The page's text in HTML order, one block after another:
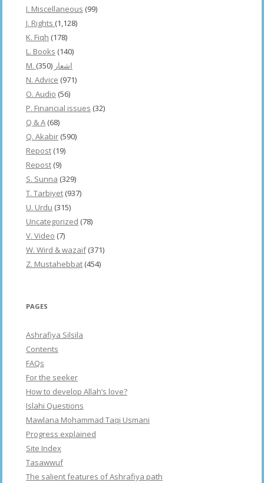
I. Miscellaneous (99)
J. Rights (1,128)
K. Fiqh (178)
L. Books (140)
M. اشعار (350)
N. Advice (971)
O. Audio (56)
P. Financial issues (32)
Q & A (68)
Q. Akabir (590)
Repost (19)
Repost (9)
S. Sunna (329)
T. Tarbiyet (937)
U. Urdu (315)
Uncategorized (78)
V. Video (7)
W. Wird & wazaif(371)
Z. Mustahebbat (454)
PAGES
Ashrafiya Silsila
Contents
FAQs
For the seeker
How to develop Allah’s love?
Islahi Questions
Mawlana Mohammad Taqi Usmani
Progress explained
Site Index
Tasawwuf
The salient features of Ashrafiya path